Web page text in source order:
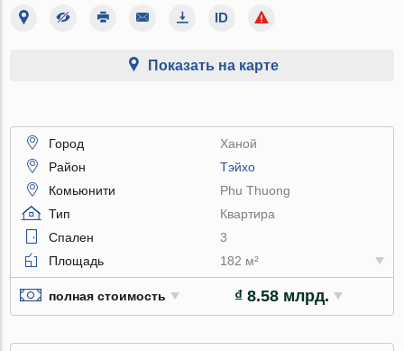
Показать на карте
Город
Ханой
Район
Тэйхо
Комьюнити
Phu Thuong
Тип
Квартира
Спален
3
Площадь
182 м²
полная стоимость ₫ 8.58 млрд.